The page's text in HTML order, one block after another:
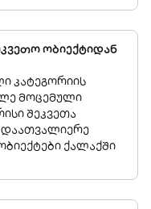
ობიექტიდან
კატეგორიის
მოცემული
შეკვეთა
დაათვალიერე
ქალაქში